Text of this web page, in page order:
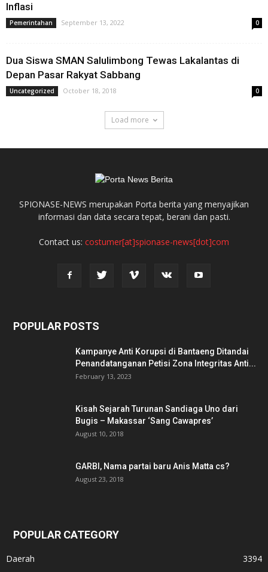
Inflasi
Pemerintahan September 13, 2022 0
Dua Siswa SMAN Salulimbong Tewas Lakalantas di
Depan Pasar Rakyat Sabbang
Uncategorized October 18, 2018 0
Load more
SPIONASE-NEWS merupakan Porta berita yang menyajikan
informasi dan data secara tepat, berani dan pasti.
Contact us: costumer[at]spionase-news[dot]com
POPULAR POSTS
Kampanye Anti Korupsi di Bantaeng Ditandai
Penandatanganan Petisi Zona Integritas Anti...
February 13, 2023
Kisah Sejarah Turunan Sandiaga Uno dari
Bugis – Makassar ‘Sang Cawapres’
August 10, 2018
GARBI, Nama partai baru Anis Matta cs?
August 23, 2018
POPULAR CATEGORY
Daerah
3394